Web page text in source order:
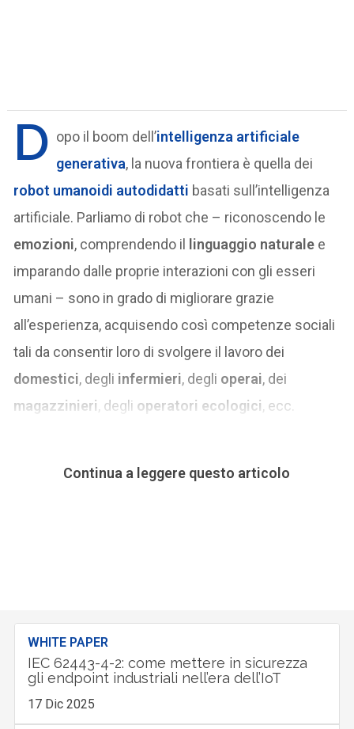
D opo il boom dell’intelligenza artificiale
generativa, la nuova frontiera è quella dei
robot umanoidi autodidatti basati sull’intelligenza
artificiale. Parliamo di robot che – riconoscendo le
emozioni, comprendendo il linguaggio naturale e
imparando dalle proprie interazioni con gli esseri
umani – sono in grado di migliorare grazie
all’esperienza, acquisendo così competenze sociali
tali da consentir loro di svolgere il lavoro dei
domestici, degli infermieri, degli operai, dei
magazzinieri, degli operatori ecologici, ecc.
Continua a leggere questo articolo
WHITE PAPER
IEC 62443-4-2: come mettere in sicurezza
gli endpoint industriali nell’era dell’IoT
17 Dic 2025